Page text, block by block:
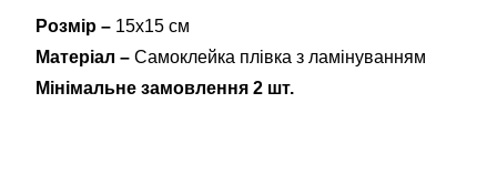
Розмір – 15х15 см
Матеріал – Самоклейка плівка з ламінуванням
Мінімальне замовлення 2 шт.